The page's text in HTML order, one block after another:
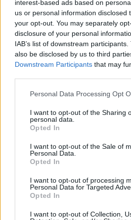
interest-based ads based on
us or personal information disclosed
your opt-out. You may separately
disclosure of your personal
IAB’s list of downstream
also be disclosed by us to third
Downstream Participants that may
Personal Data Processing Opt
I want to opt-out of the Sharing
personal data.
Opted In
I want to opt-out of the Sale of
Personal Data.
Opted In
I want to opt-out of processing
Personal Data for Targeted
Opted In
I want to opt-out of Collection,
Акции в марте 2023 года
Ниже вы можете посмотреть
пройдут в марте. Всё время
Время сервера Agathon отстаёт на
Thread by: MENTOL,Mar 3, 2023, 2
Русскоязычный раздел
Акции в феврале 2023
пройдут в феврале. Всё время
Thread by: MENTOL ,Jan 22, 2023, 0
Русскоязычный раздел
Ниже вы можете посмотреть
пройдут в январе. Всё время
Время сервера Agathon отстаёт на
Русскоязычный раздел
Акции в декабре 2022
пройдут в декабре. Всё время